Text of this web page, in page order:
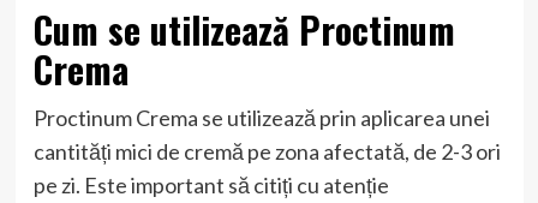
Cum se utilizează Proctinum
Crema
Proctinum Crema se utilizează prin aplicarea unei
cantități mici de cremă pe zona afectată, de 2-3 ori
pe zi. Este important să citiți cu atenție